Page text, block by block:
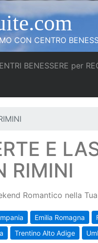
CON CENTRO
BENESSERE per
E
RIMINI
Romantico nella
Emilia Romagna
Trentino Alto Adige